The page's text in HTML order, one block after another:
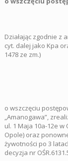
Działając zgodnie z
cyt. dalej jako Kpa
1478 ze zm.)
o wszczęciu
„Amanogawa”,
ul. 1 Maja 10a-12e
Opole) oraz
żywotności po 3
decyzja nr